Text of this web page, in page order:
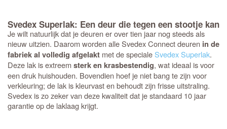
Svedex Superlak: Een deur die tegen een stootje kan
Je wilt natuurlijk dat je deuren er over tien jaar nog steeds als
nieuw uitzien. Daarom worden alle Svedex Connect deuren in de
fabriek al volledig afgelakt met de specialeSvedex Superlak.
Deze lak is extreemsterk en krasbestendig, wat ideaal is voor
een druk huishouden. Bovendien hoef je niet bang te zijn voor
verkleuring; de lak is kleurvast en behoudt zijn frisse uitstraling.
Svedex is zo zeker van deze kwaliteit dat je standaard 10 jaar
garantie op de laklaag krijgt.